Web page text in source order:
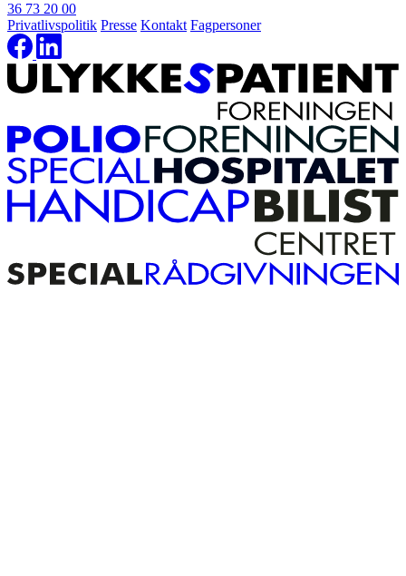
36 73 20 00
Privatlivspolitik Presse Kontakt Fagpersoner